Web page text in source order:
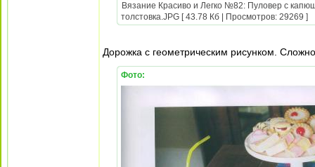
Вязание Красиво и Легко №82: Пуловер с
толстовка.JPG [ 43.78 Кб | Просмотров: 29269 ]
Дорожка с геометрическим рисунком.
Фото: